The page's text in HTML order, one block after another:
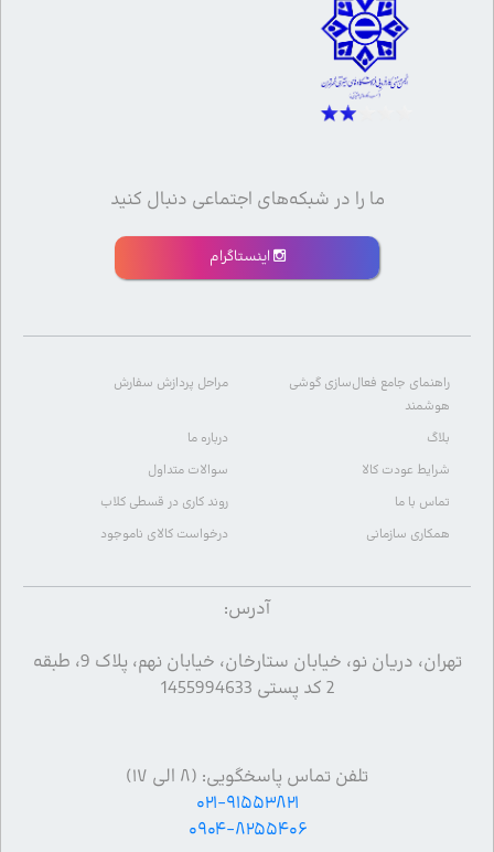
ما را در شبکه‌های اجتماعی دنبال کنید
اینستاگرام
راهنمای جامع فعال‌سازی گوشی
هوشمند
مراحل پردازش سفارش
بلاگ
درباره ما
شرایط عودت کالا
سوالات متداول
تماس با ما
روند کاری در قسطی کلاب
همکاری سازمانی
درخواست کالای ناموجود
آدرس:
تهران، دریان نو، خیابان ستارخان، خیابان نهم، پلاک 9، طبقه
2 کد پستی 1455994633
تلفن تماس پاسخگویی: (۸ الی ۱۷)
۰۲۱-۹۱۵۵۳۸۲۱
۰۹۰۴-۸۲۵۵۴۰۶